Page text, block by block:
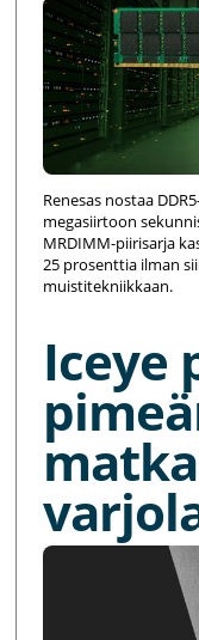
Renesas nostaa
megasiirtoon
MRDIMM-piirisarja
25 prosenttia ilman
muistitekniikkaan.
Iceye